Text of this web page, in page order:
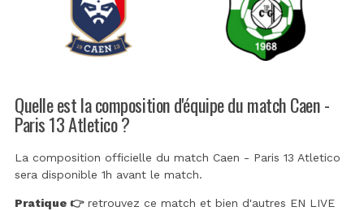
Quelle est la composition d'équipe du match Caen -
Paris 13 Atletico ?
La composition officielle du match Caen - Paris 13 Atletico
sera disponible 1h avant le match.
Pratique 👉retrouvez ce match et bien d'autres EN LIVE